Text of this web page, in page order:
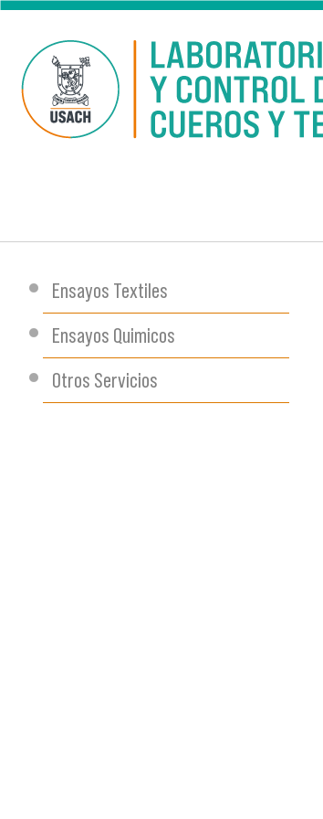
Pasar al contenido principal
Ensayos Textiles
Ensayos Quimicos
Otros Servicios